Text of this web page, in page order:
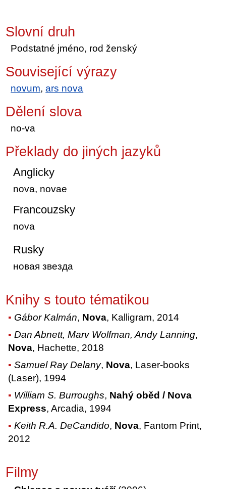
Slovní druh
Podstatné jméno, rod ženský
Související výrazy
novum,ars nova
Dělení slova
no-va
Překlady do jiných jazyků
Anglicky
nova, novae
Francouzsky
nova
Rusky
новая звезда
Knihy s touto tématikou
Gábor Kalmán, Nova, Kalligram, 2014
Dan Abnett, Marv Wolfman, Andy Lanning,
Nova, Hachette, 2018
Samuel Ray Delany, Nova, Laser-books
(Laser), 1994
William S. Burroughs, Nahý oběd / Nova
Express, Arcadia, 1994
Keith R.A. DeCandido, Nova, Fantom Print,
2012
Filmy